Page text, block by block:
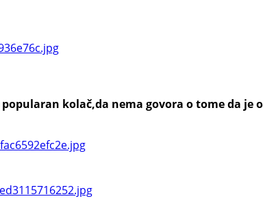
kolač,da nema govora o tome da je